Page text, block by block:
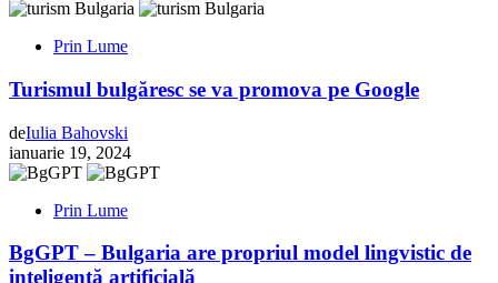
Prin Lume
Turismul bulgăresc se va promova pe Google
deIulia Bahovski
ianuarie 19, 2024
Prin Lume
BgGPT – Bulgaria are propriul model lingvistic de
inteligență artificială